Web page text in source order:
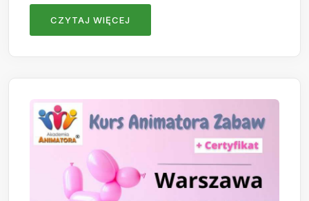
CZYTAJ WIĘCEJ